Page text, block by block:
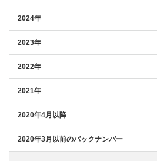
2024年
2023年
2022年
2021年
2020年4月以降
2020年3月以前のバックナンバー